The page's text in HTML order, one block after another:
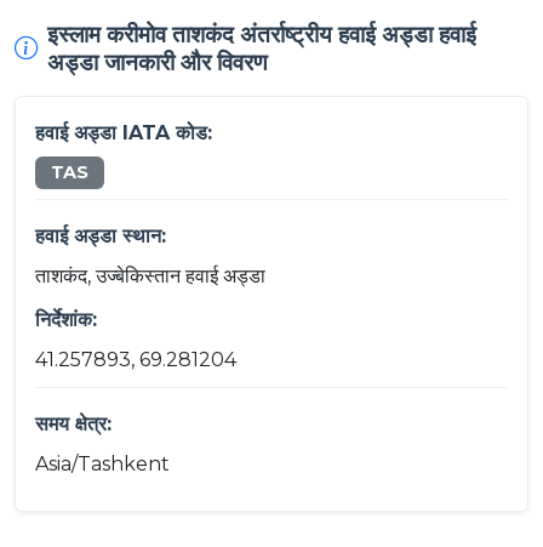
इस्लाम करीमोव ताशकंद अंतर्राष्ट्रीय हवाई अड्डा हवाई
अड्डा जानकारी और विवरण
हवाई अड्डा IATA कोड:
TAS
हवाई अड्डा स्थान:
ताशकंद, उज्बेकिस्तान हवाई अड्डा
निर्देशांक:
41.257893, 69.281204
समय क्षेत्र:
Asia/Tashkent